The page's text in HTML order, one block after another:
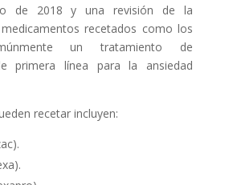
de 2018 y una revisión de la
recetados como los
un tratamiento de
primera línea para la ansiedad
recetar incluyen: